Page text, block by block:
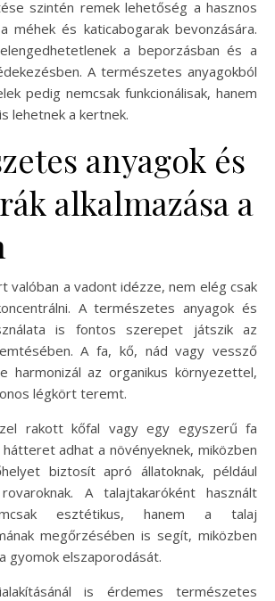
szintén remek lehetőség a hasznos
méhek és katicabogarak bevonzására.
a beporzásban és a
A természetes anyagokból
pedig nemcsak funkcionálisak, hanem
lehetnek a kertnek.
anyagok és
alkalmazása a
valóban a vadont idézze, nem elég csak
A természetes anyagok és
is fontos szerepet játszik az
A fa, kő, nád vagy vessző
harmonizál az organikus környezettel,
légkört teremt.
rakott kőfal vagy egy egyszerű fa
adhat a növényeknek, miközben
biztosít apró állatoknak, például
A talajtakaróként használt
esztétikus, hanem a talaj
megőrzésében is segít, miközben
gyomok elszaporodását.
is érdemes természetes